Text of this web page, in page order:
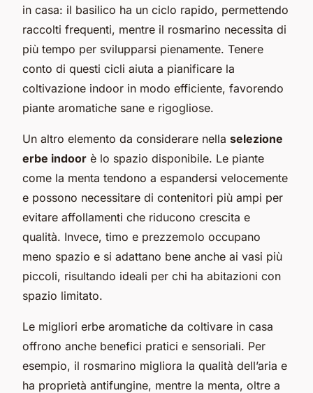
in casa: il basilico ha un ciclo rapido, permettendo
raccolti frequenti, mentre il rosmarino necessita di
più tempo per svilupparsi pienamente. Tenere
conto di questi cicli aiuta a pianificare la
coltivazione indoor in modo efficiente, favorendo
piante aromatiche sane e rigogliose.
Un altro elemento da considerare nella selezione
erbe indoor è lo spazio disponibile. Le piante
come la menta tendono a espandersi velocemente
e possono necessitare di contenitori più ampi per
evitare affollamenti che riducono crescita e
qualità. Invece, timo e prezzemolo occupano
meno spazio e si adattano bene anche ai vasi più
piccoli, risultando ideali per chi ha abitazioni con
spazio limitato.
Le migliori erbe aromatiche da coltivare in casa
offrono anche benefici pratici e sensoriali. Per
esempio, il rosmarino migliora la qualità dell’aria e
ha proprietà antifungine, mentre la menta, oltre a